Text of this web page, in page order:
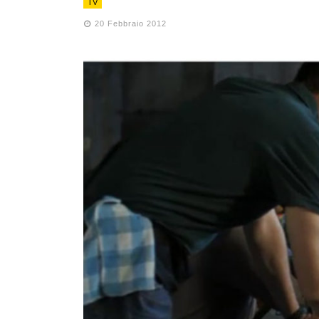
TV
20 Febbraio 2012